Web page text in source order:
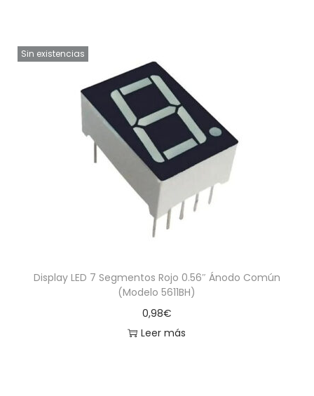
Sin existencias
Display LED 7 Segmentos Rojo 0.56″ Ánodo Común
(Modelo 5611BH)
0,98€
Leer más